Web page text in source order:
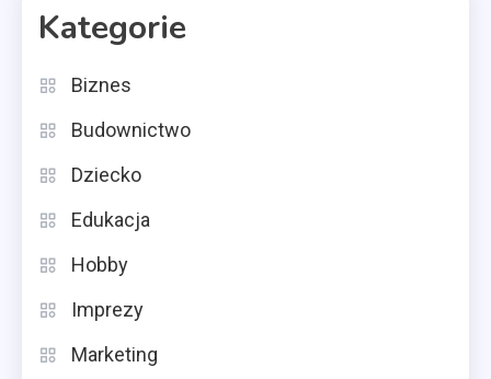
Kategorie
Biznes
Budownictwo
Dziecko
Edukacja
Hobby
Imprezy
Marketing